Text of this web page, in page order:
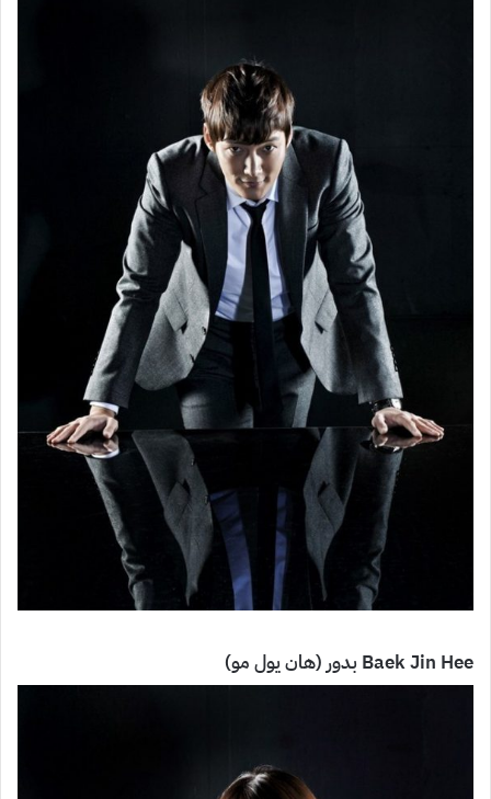
Baek Jin Hee بدور (هان يول مو)